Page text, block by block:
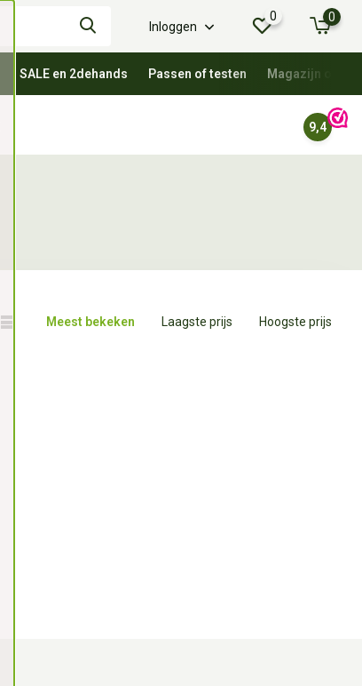
Inloggen
0 0
SALE en 2dehands Passen of testen Magazijn
9,4
Meest bekeken Laagste prijs Hoogste prijs